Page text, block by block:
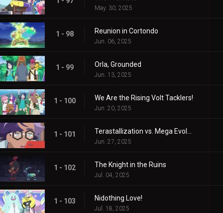
May. 30, 2025
1 - 98 Reunion in Cortondo
Jun. 06, 2025
1 - 99 Orla, Grounded
Jun. 13, 2025
1 - 100 We Are the Rising Volt Tacklers!
Jun. 20, 2025
1 - 101
Jun. 27, 2025
1 - 102 The Knight in the Ruins
Jul. 04, 2025
1 - 103 Nidothing Love!
Jul. 18, 2025